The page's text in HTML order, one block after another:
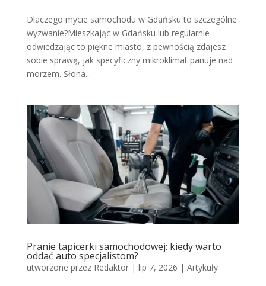
Dlaczego mycie samochodu w Gdańsku to szczególne
wyzwanie?Mieszkając w Gdańsku lub regularnie
odwiedzając to piękne miasto, z pewnością zdajesz
sobie sprawę, jak specyficzny mikroklimat panuje nad
morzem. Słona...
Pranie tapicerki samochodowej: kiedy warto
oddać auto specjalistom?
utworzone przez Redaktor| lip 7, 2026 | Artykuły